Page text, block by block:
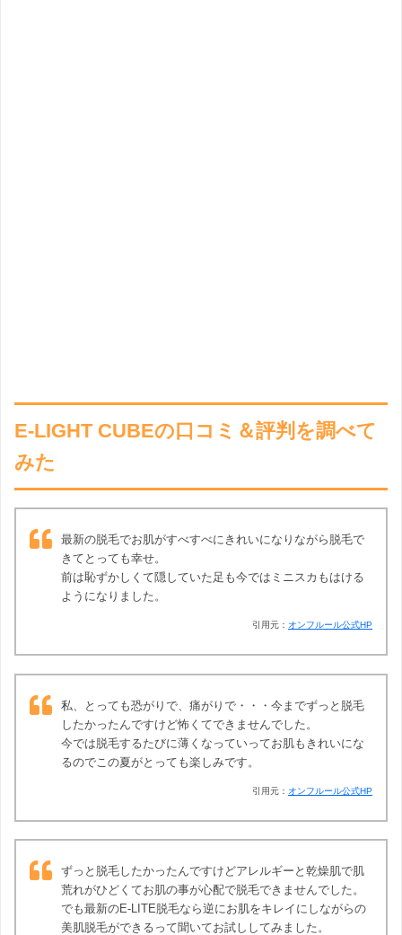
E-LIGHT CUBEの口コミ＆評判を調べて
みた
最新の脱毛でお肌がすべすべにきれいになりながら脱毛で
きてとっても幸せ。
前は恥ずかしくて隠していた足も今ではミニスカもはける
ようになりました。
引用元： オンフルール公式HP
私、とっても恐がりで、痛がりで・・・今までずっと脱毛
したかったんですけど怖くてできませんでした。
今では脱毛するたびに薄くなっていってお肌もきれいにな
るのでこの夏がとっても楽しみです。
引用元： オンフルール公式HP
ずっと脱毛したかったんですけどアレルギーと乾燥肌で肌
荒れがひどくてお肌の事が心配で脱毛できませんでした。
でも最新のE-LITE脱毛なら逆にお肌をキレイにしながらの
美肌脱毛ができるって聞いてお試ししてみました。